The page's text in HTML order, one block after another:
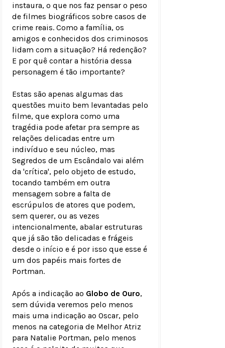
instaura, o que nos faz pensar o peso
de filmes biográficos sobre casos de
crime reais. Como a família, os
amigos e conhecidos dos criminosos
lidam com a situação? Há redenção?
E por quê contar a história dessa
personagem é tão importante?
Estas são apenas algumas das
questões muito bem levantadas pelo
filme, que explora como uma
tragédia pode afetar pra sempre as
relações delicadas entre um
indivíduo e seu núcleo, mas
Segredos de um Escândalo vai além
da 'crítica', pelo objeto de estudo,
tocando também em outra
mensagem sobre a falta de
escrúpulos de atores que podem,
sem querer, ou as vezes
intencionalmente, abalar estruturas
que já são tão delicadas e frágeis
desde o início e é por isso que esse é
um dos papéis mais fortes de
Portman.
Após a indicação ao Globo de Ouro,
sem dúvida veremos pelo menos
mais uma indicação ao Oscar, pelo
menos na categoria de Melhor Atriz
para Natalie Portman, pelo menos